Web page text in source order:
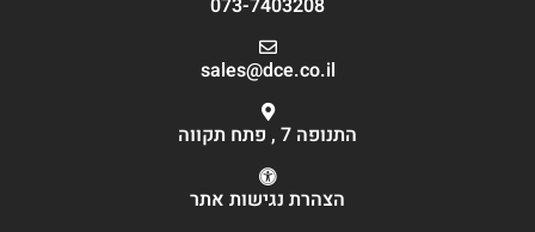
073-7403208
sales@dce.co.il
התנופה 7 , פתח תקווה
הצהרת נגישות אתר